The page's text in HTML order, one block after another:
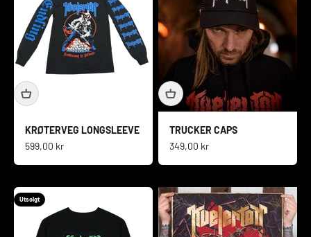
KRØTERVEG LONGSLEEVE
Salgspris
599,00 kr
TRUCKER CAPS
Salgspris
349,00 kr
Utsolgt